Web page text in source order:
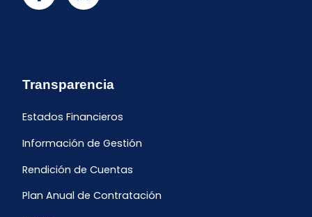
Transparencia
Estados Financieros
Información de Gestión
Rendición de Cuentas
Plan Anual de Contratación